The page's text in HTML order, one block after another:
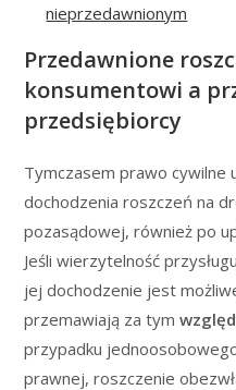
nieprzedawnionym
Przedawnione
konsumentowi a
przedsiębiorcy
Tymczasem prawo cywilne
dochodzenia roszczeń na
pozasądowej, również po
Jeśli wierzytelność
jej dochodzenie jest
przemawiają za tym
przypadku
prawnej, roszczenie